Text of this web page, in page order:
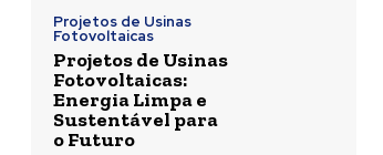
Projetos de Usinas
Fotovoltaicas
Projetos de Usinas
Fotovoltaicas:
Energia Limpa e
Sustentável para
o Futuro